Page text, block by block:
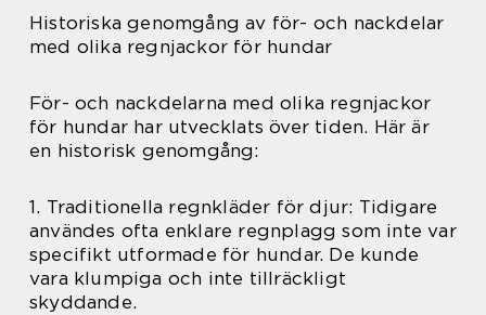
Historiska genomgång av för- och nackdelar
med olika regnjackor för hundar
För- och nackdelarna med olika regnjackor
för hundar har utvecklats över tiden. Här är
en historisk genomgång:
1. Traditionella regnkläder för djur: Tidigare
användes ofta enklare regnplagg som inte var
specifikt utformade för hundar. De kunde
vara klumpiga och inte tillräckligt
skyddande.